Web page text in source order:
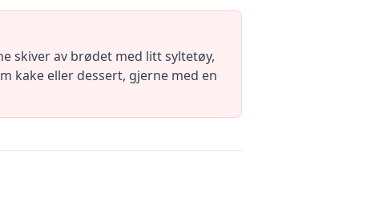
skiver av brødet med litt syltetøy,
kake eller dessert, gjerne med en